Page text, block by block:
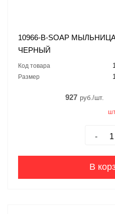
10966-B-SOAP
ЧЕРНЫЙ
Код товара
Размер
927 руб./шт.
-
В